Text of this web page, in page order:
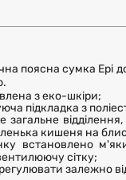
поясна сумка Ері
з еко-шкіри;
підкладка з
загальне
кишеня на
встановлено
сітку;
залежно